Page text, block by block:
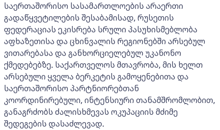
საერთაშორისო სასამართლოების არაერთი
გადაწყვეტილების შესაბამისად, რუსეთის
ფედერაციას ეკისრება სრული პასუხისმებლობა
აფხაზეთისა და ცხინვალის რეგიონებში არსებულ
ვითარებასა და განხორციელებულ უკანონო
ქმედებებზე. საქართველოს მთავრობა, მის ხელთ
არსებული ყველა ბერკეტის გამოყენებითა და
საერთაშორისო პარტნიორებთან
კოორდინირებული, ინტენსიური თანამშრომლობით,
განაგრძობს ძალისხმევას ოკუპაციის მძიმე
შედეგების დასაძლევად.